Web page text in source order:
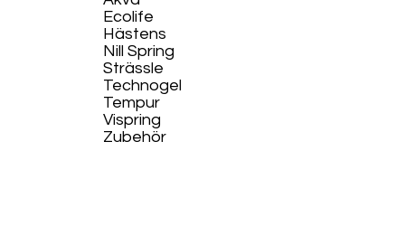
Ecolife​
Hästens
Nill Spring
Strässle
Technogel
Tempur
Vispring
Zubehör